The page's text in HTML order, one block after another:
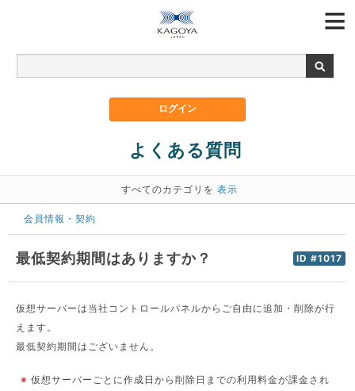
よくある質問
すべてのカテゴリを 表示
会員情報・契約
ID #1017
最低契約期間はありますか？
仮想サーバーは当社コントロールパネルからご自由に追加・削除が行
えます。
最低契約期間はございません。
※仮想サーバーごとに作成日から削除日までの利用料金が課金され